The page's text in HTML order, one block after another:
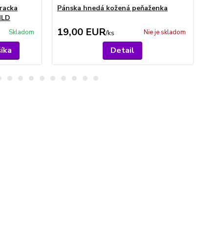
Skladom
Pánska hnedá kožená peňaženka
19,00 EUR/ks Nie je skladom
Detail